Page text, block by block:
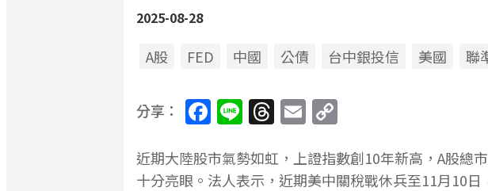
2025-08-28
A股 FED 中國 公債 台中銀投信 美國 聯
分享： Facebook
LineThreads
Email
近期大陸股市氣勢如虹，上證指數創10年新高，A股總
十分亮眼。法人表示，近期美中關稅戰休兵至11月10日